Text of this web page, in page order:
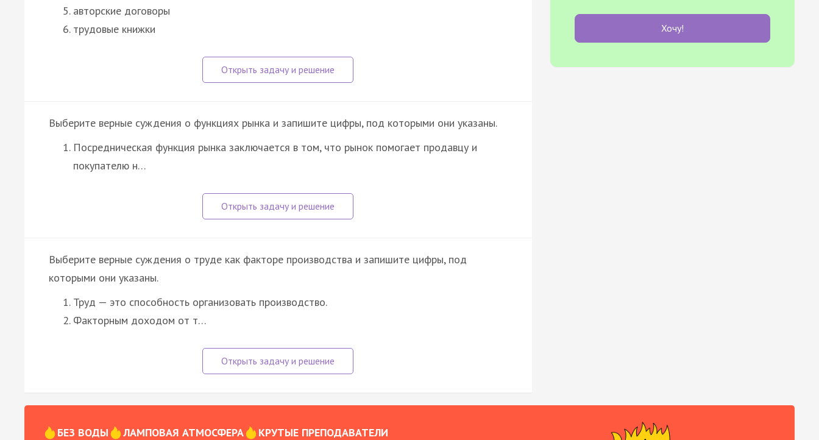
авторские договоры
трудовые книжки
Выберите верные суждения о функциях рынка и запишите цифры, под которыми они указаны.
Посредническая функция рынка заключается в том, что рынок помогает продавцу и
покупателю н…
Выберите верные суждения о труде как факторе производства и запишите цифры, под
которыми они указаны.
Труд — это способность организовать производство.
Факторным доходом от т…
Хочу!
БЕЗ ВОДЫ ЛАМПОВАЯ АТМОСФЕРА КРУТЫЕ ПРЕПОДАВАТЕЛИ